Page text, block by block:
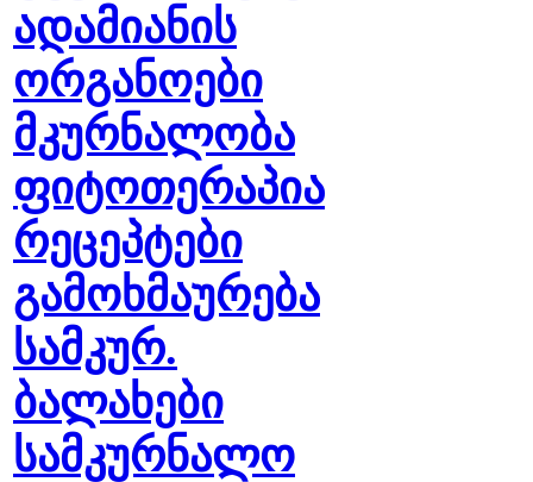
ადამიანის
ორგანოები
მკურნალობა
ფიტოთერაპია
რეცეპტები
გამოხმაურება
სამკურ.
ბალახები
სამკურნალო